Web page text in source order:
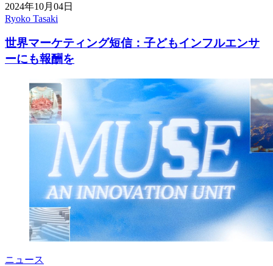
2024年10月04日
Ryoko Tasaki
世界マーケティング短信：子どもインフルエンサ
ーにも報酬を
ニュース